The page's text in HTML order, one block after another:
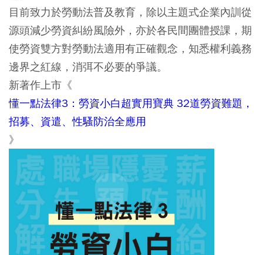
目前致力於勞動法普及教育，除以主題式企業內訓從
源頭減少勞資糾紛風險外，亦於各民間團體授課，期
使勞資雙方對勞動法適用有正確觀念，知悉權利義務
邊界之紅線，消弭不必要的爭議。
新著作上市《
懂一點法律3：勞資小白超實用寶典 32道勞資難題，
招募、資遣、性騷防治全應用
》